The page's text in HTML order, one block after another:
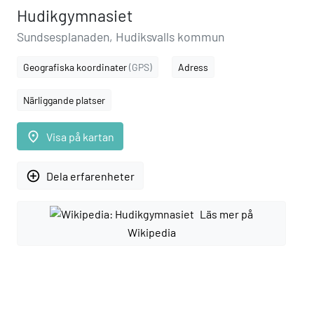
Hudikgymnasiet
Sundsesplanaden, Hudiksvalls kommun
Geografiska koordinater(GPS) Adress
Närliggande platser
place Visa på kartan
add_circle_outline Dela erfarenheter
Läs mer på
Wikipedia